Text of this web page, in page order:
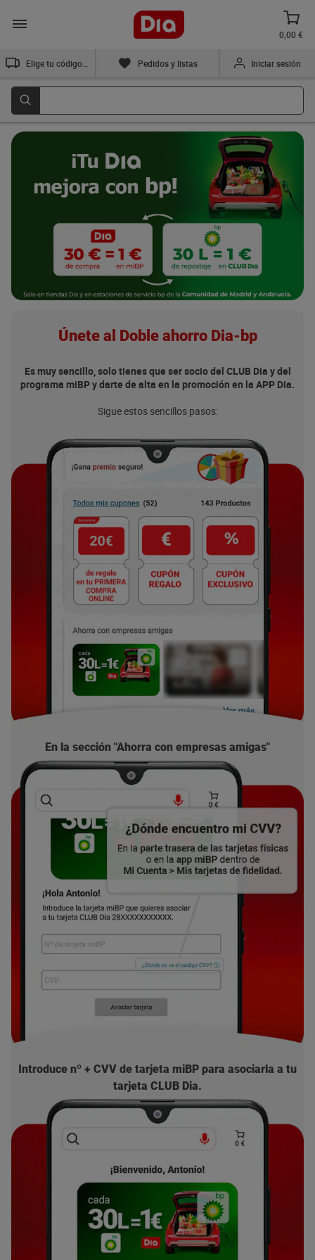
0,00 €
Pedidos y listas Iniciar sesión
Únete al Doble ahorro Dia-bp
Es muy sencillo, solo tienes que ser socio del CLUB Dia y del
programa miBP y darte de alta en la promoción en la APP Dia.
Sigue estos sencillos pasos:
En la sección "Ahorra con empresas amigas"
Introduce nº + CVV de tarjeta miBP para asociarla a tu
tarjeta CLUB Dia.